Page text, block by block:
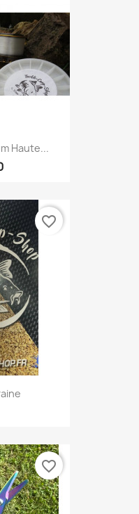
Haute...
favorite_border
favorite_border